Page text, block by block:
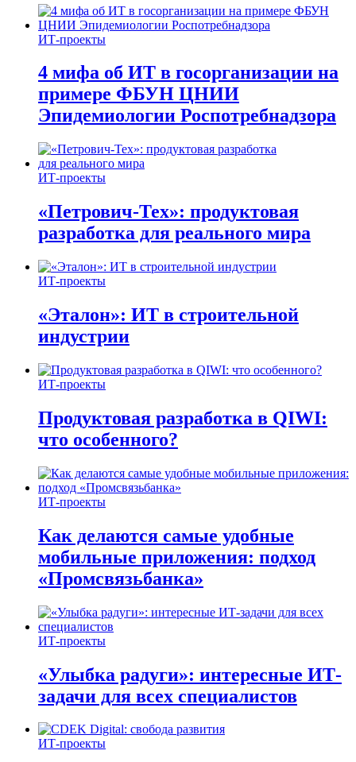
ИТ-проекты
4 мифа об ИТ в госорганизации на
примере ФБУН ЦНИИ
Эпидемиологии Роспотребнадзора
ИТ-проекты
«Петрович-Тех»: продуктовая
разработка для реального мира
ИТ-проекты
«Эталон»: ИТ в строительной
индустрии
ИТ-проекты
Продуктовая разработка в QIWI:
что особенного?
ИТ-проекты
Как делаются самые удобные
мобильные приложения: подход
«Промсвязьбанка»
ИТ-проекты
«Улыбка радуги»: интересные ИТ-
задачи для всех специалистов
ИТ-проекты